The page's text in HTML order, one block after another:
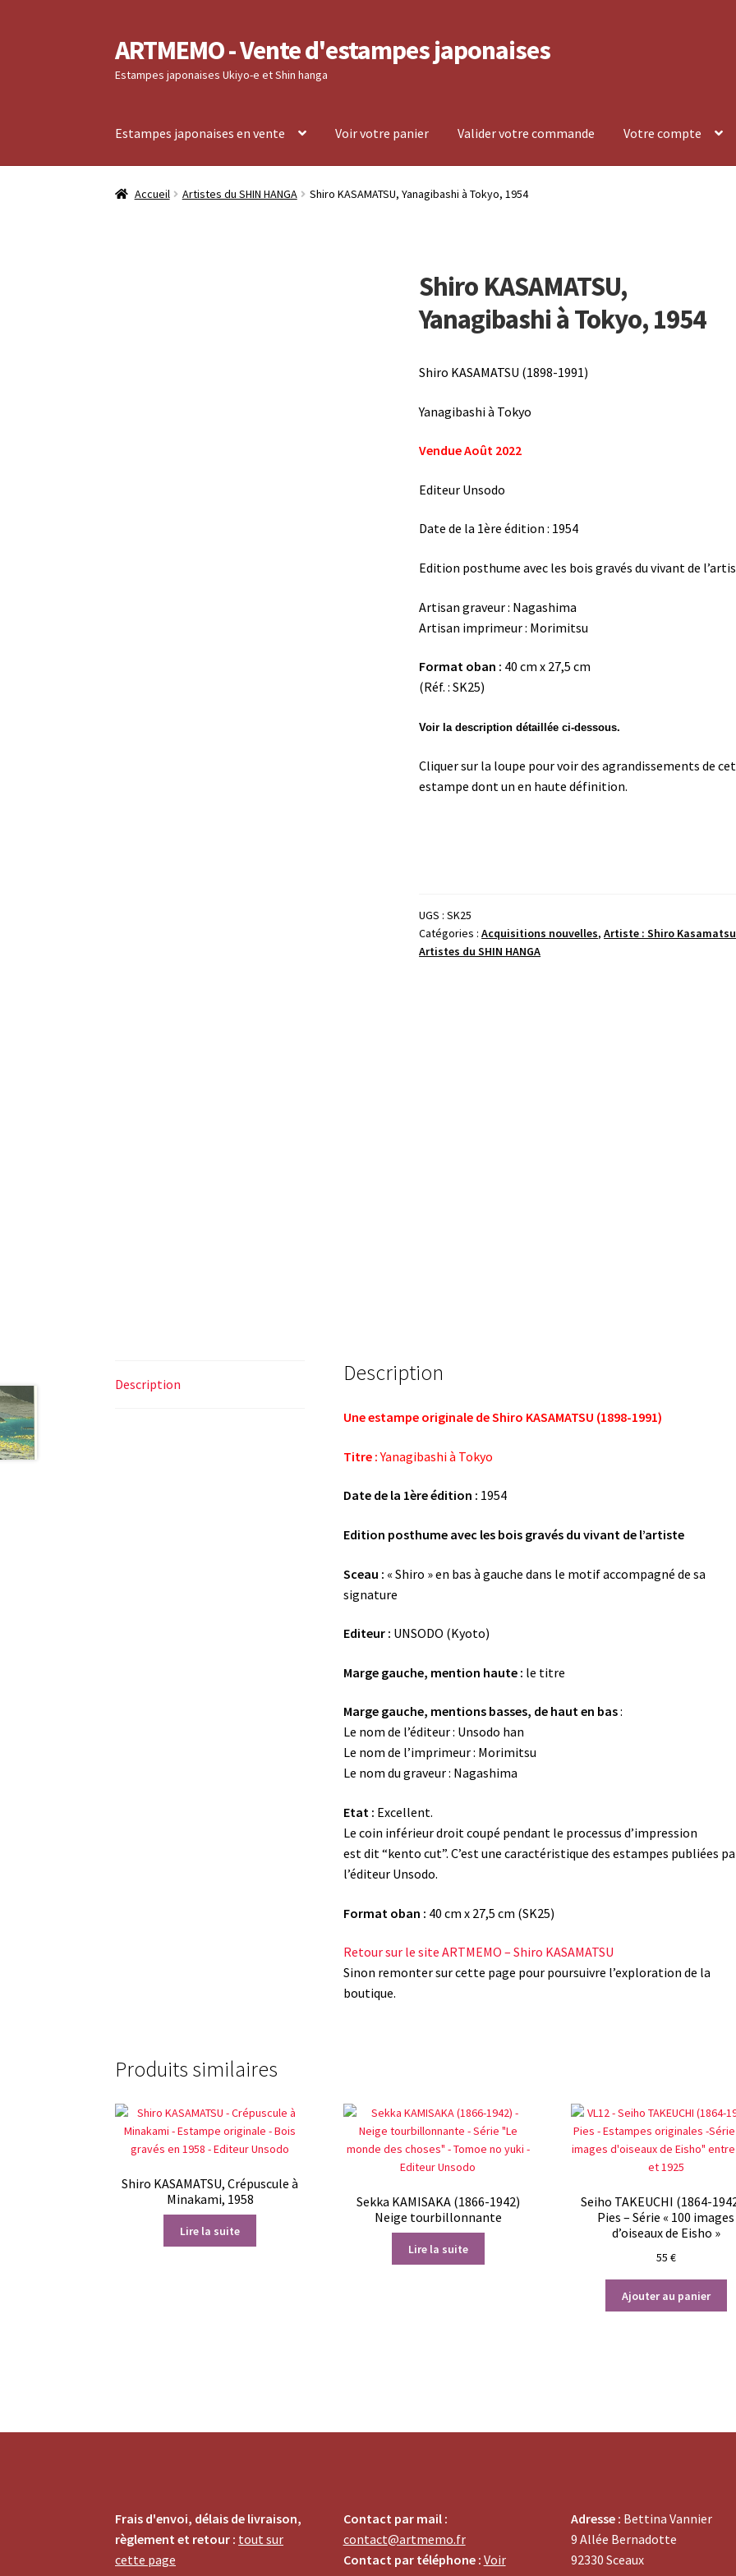
Aller
à
la
Aller
au
contenu
ARTMEMO - Vente d'estampes japonaises
Estampes japonaises Ukiyo-e et Shin hanga
Estampes japonaises en vente Voir votre panier Valider votre commande Votre compte
Accueil Frais d’envoi, délais de Livraison, règlement et retour Politique de confidentialité
Accueil Artistes du SHIN HANGA Shiro KASAMATSU, Yanagibashi à Tokyo, 1954
Shiro KASAMATSU,
Yanagibashi à Tokyo, 1954
Shiro KASAMATSU (1898-1991)
Yanagibashi à Tokyo
Vendue Août 2022
Editeur Unsodo
Date de la 1ère édition : 1954
Edition posthume avec les bois gravés du vivant de
Artisan graveur : Nagashima
Artisan imprimeur : Morimitsu
Format oban : 40 cm x 27,5 cm
(Réf. : SK25)
Voir la description détaillée ci-dessous.
Cliquer sur la loupe pour voir des agrandissements de
estampe dont un en haute définition.
UGS :SK25
Catégories :Acquisitions nouvelles,Artiste : Shiro Kasamatsu
Artistes du SHIN HANGA
Description Description
Une estampe originale de Shiro KASAMATSU (1898-1991)
Titre :Yanagibashi à Tokyo
Date de la 1ère édition : 1954
Edition posthume avec les bois gravés du vivant de l’artiste
Sceau : « Shiro » en bas à gauche dans le motif accompagné de sa
signature
Editeur : UNSODO (Kyoto)
Marge gauche, mention haute : le titre
Marge gauche, mentions basses, de haut en bas:
Le nom de l’éditeur : Unsodo han
Le nom de l’imprimeur : Morimitsu
Le nom du graveur : Nagashima
Etat : Excellent.
Le coin inférieur droit coupé pendant le processus d’impression
est dit “kento cut”. C’est une caractéristique des estampes publiées
l’éditeur Unsodo.
Format oban : 40 cm x 27,5 cm (SK25)
Retour sur le site ARTMEMO – Shiro KASAMATSU
Sinon remonter sur cette page pour poursuivre l’exploration de la
boutique.
Produits similaires
Shiro KASAMATSU, Crépuscule à
Minakami, 1958
Lire la suite
Sekka KAMISAKA (1866-1942)
Neige tourbillonnante
Lire la suite
Seiho TAKEUCHI (1864-
Pies – Série « 100 images
d’oiseaux de Eisho »
55 €
Ajouter au panier
Frais d'envoi, délais de livraison,
règlement et retour : tout sur
cette page
Contact par mail :
contact@artmemo.fr
Contact par téléphone : Voir
Adresse : Bettina Vannier
9 Allée Bernadotte
92330 Sceaux